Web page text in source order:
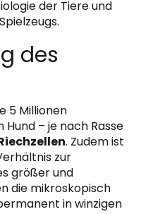
der Tiere und
des
5 Millionen
– je nach Rasse
. Zudem ist
zur
größer und
die mikroskopisch
in winzigen